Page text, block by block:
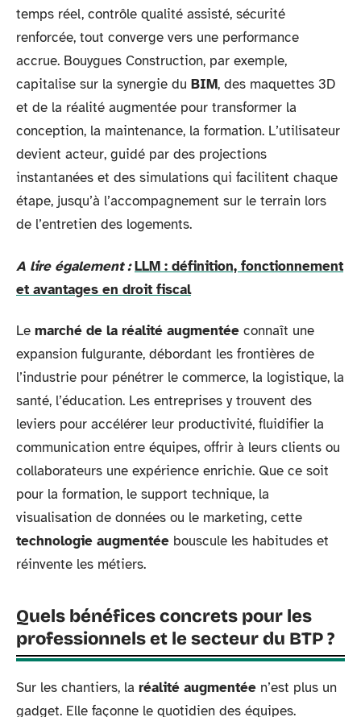
temps réel, contrôle qualité assisté, sécurité
renforcée, tout converge vers une performance
accrue. Bouygues Construction, par exemple,
capitalise sur la synergie du BIM, des maquettes 3D
et de la réalité augmentée pour transformer la
conception, la maintenance, la formation. L’utilisateur
devient acteur, guidé par des projections
instantanées et des simulations qui facilitent chaque
étape, jusqu’à l’accompagnement sur le terrain lors
de l’entretien des logements.
A lire également : LLM : définition, fonctionnement
et avantages en droit fiscal
Le marché de la réalité augmentée connaît une
expansion fulgurante, débordant les frontières de
l’industrie pour pénétrer le commerce, la logistique, la
santé, l’éducation. Les entreprises y trouvent des
leviers pour accélérer leur productivité, fluidifier la
communication entre équipes, offrir à leurs clients ou
collaborateurs une expérience enrichie. Que ce soit
pour la formation, le support technique, la
visualisation de données ou le marketing, cette
technologie augmentée bouscule les habitudes et
réinvente les métiers.
Quels bénéfices concrets pour les
professionnels et le secteur du BTP ?
Sur les chantiers, la réalité augmentée n’est plus un
gadget. Elle façonne le quotidien des équipes.